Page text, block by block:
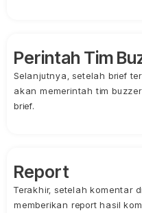
Perintah Tim
Selanjutnya, setelah brief
akan memerintah tim
brief.
Report
Terakhir, setelah komentar
memberikan report hasil